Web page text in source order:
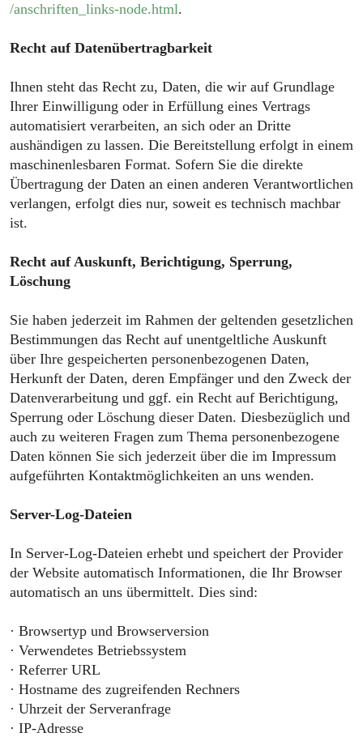
/anschriften_links-node.html.
Recht auf Datenübertragbarkeit
Ihnen steht das Recht zu, Daten, die wir auf Grundlage
Ihrer Einwilligung oder in Erfüllung eines Vertrags
automatisiert verarbeiten, an sich oder an Dritte
aushändigen zu lassen. Die Bereitstellung erfolgt in einem
maschinenlesbaren Format. Sofern Sie die direkte
Übertragung der Daten an einen anderen Verantwortlichen
verlangen, erfolgt dies nur, soweit es technisch machbar
ist.
Recht auf Auskunft, Berichtigung, Sperrung,
Löschung
Sie haben jederzeit im Rahmen der geltenden gesetzlichen
Bestimmungen das Recht auf unentgeltliche Auskunft
über Ihre gespeicherten personenbezogenen Daten,
Herkunft der Daten, deren Empfänger und den Zweck der
Datenverarbeitung und ggf. ein Recht auf Berichtigung,
Sperrung oder Löschung dieser Daten. Diesbezüglich und
auch zu weiteren Fragen zum Thema personenbezogene
Daten können Sie sich jederzeit über die im Impressum
aufgeführten Kontaktmöglichkeiten an uns wenden.
Server-Log-Dateien
In Server-Log-Dateien erhebt und speichert der Provider
der Website automatisch Informationen, die Ihr Browser
automatisch an uns übermittelt. Dies sind:
· Browsertyp und Browserversion
· Verwendetes Betriebssystem
· Referrer URL
· Hostname des zugreifenden Rechners
· Uhrzeit der Serveranfrage
· IP-Adresse